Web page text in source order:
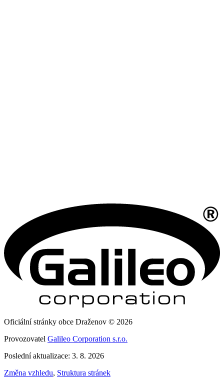
Oficiální stránky obce Draženov © 2026
Provozovatel Galileo Corporation s.r.o.
Poslední aktualizace: 3. 8. 2026
Změna vzhledu, Struktura stránek